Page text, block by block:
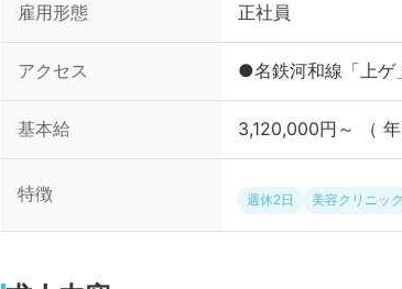
雇用形態 正社員
アクセス ●名鉄河和線「上ゲ
基本給 3,120,000円～ （ 年
特徴 週休2日 美容クリニック